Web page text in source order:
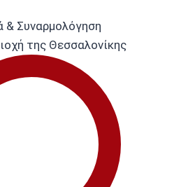
Συναρμολόγηση
της Θεσσαλονίκης